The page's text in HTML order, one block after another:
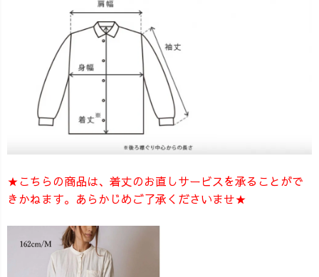
★こちらの商品は、着丈のお直しサービスを承ることがで
きかねます。あらかじめご了承くださいませ★